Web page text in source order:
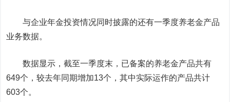
与企业年金投资情况同时披露的还有一季度养老金产品
业务数据。
数据显示，截至一季度末，已备案的养老金产品共有
649个，较去年同期增加13个，其中实际运作的产品共计
603个。